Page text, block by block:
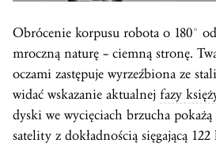
Obrócenie korpusu robota o 180°
mroczną naturę – ciemną stronę.
oczami zastępuje wyrzeźbiona ze
widać wskazanie aktualnej fazy
dyski we wycięciach brzucha pokażą
satelity z dokładnością sięgającą